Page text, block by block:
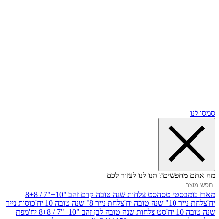
תנו לנו לעזור לכם
טסה
סט צלחות שנה טובה קרם זהב "10+"7 / 8+8
יח'
צלחת נייר 8" שנה טובה 10 יח'
כוסות נייר
סט צלחות שנה טובה לבן זהב "10+"7 / 8+8 יח'
מפת